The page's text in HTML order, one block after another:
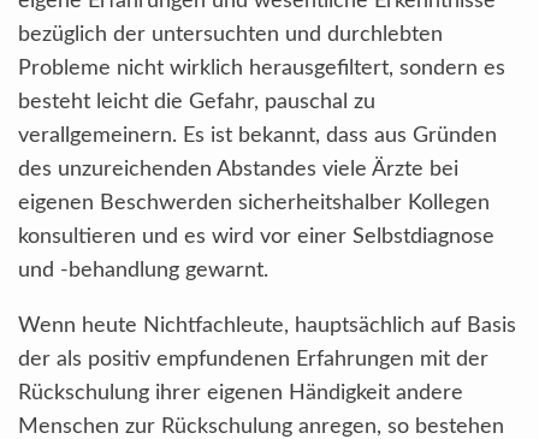
bezüglich der untersuchten und durchlebten
Probleme nicht wirklich herausgefiltert, sondern es
besteht leicht die Gefahr, pauschal zu
verallgemeinern. Es ist bekannt, dass aus Gründen
des unzureichenden Abstandes viele Ärzte bei
eigenen Beschwerden sicherheitshalber Kollegen
konsultieren und es wird vor einer Selbstdiagnose
und -behandlung gewarnt.
Wenn heute Nichtfachleute, hauptsächlich auf Basis
der als positiv empfundenen Erfahrungen mit der
Rückschulung ihrer eigenen Händigkeit andere
Menschen zur Rückschulung anregen, so bestehen